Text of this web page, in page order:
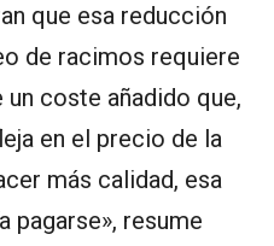
que esa reducción
de racimos requiere
un coste añadido que,
en el precio de la
más calidad, esa
pagarse», resume